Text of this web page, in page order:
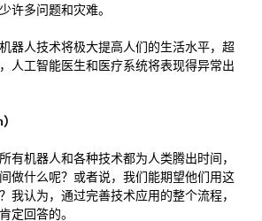
许多问题和灾难。
器人技术将极大提高人们的生活水平，超
人工智能医生和医疗系统将表现得异常出
有机器人和各种技术都为人类腾出时间，
做什么呢？或者说，我们能期望他们用这
我认为，通过完善技术应用的整个流程，
定回答的。